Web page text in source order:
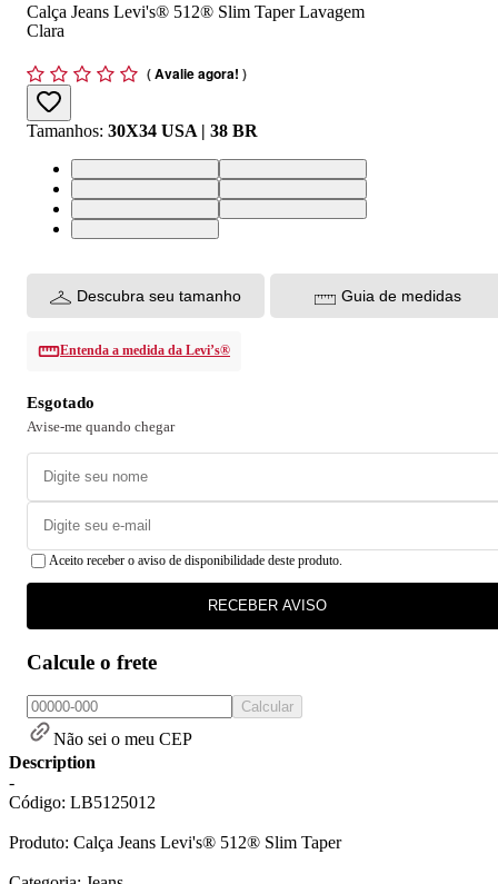
Calça Jeans Levi's® 512® Slim Taper Lavagem
Clara
(Avalie agora! )
Tamanhos: 30X34 USA | 38 BR
30X34 USA | 38 BR32X34 USA | 40 BR
33X34 USA | 42 BR34X34 USA | 44 BR
36X34 USA | 46 BR38X34 USA | 48 BR
40X34 USA | 50 BR
Descubra seu tamanho Guia de medidas
Entenda a medida da Levi’s®
Esgotado
Avise-me quando chegar
Aceito receber o aviso de disponibilidade deste produto.
RECEBER AVISO
Calcule o frete
Calcular
Não sei o meu CEP
Description
-
Código: LB5125012
Produto: Calça Jeans Levi's® 512® Slim Taper